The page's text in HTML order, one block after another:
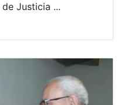
Justicia ...